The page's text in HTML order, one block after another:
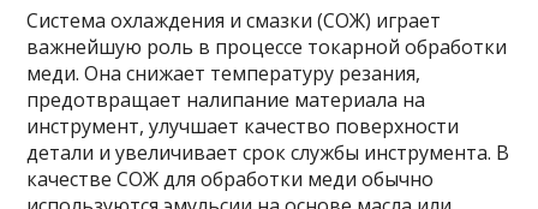
Система охлаждения и смазки (СОЖ) играет
важнейшую роль в процессе токарной обработки
меди. Она снижает температуру резания,
предотвращает налипание материала на
инструмент, улучшает качество поверхности
детали и увеличивает срок службы инструмента. В
качестве СОЖ для обработки меди обычно